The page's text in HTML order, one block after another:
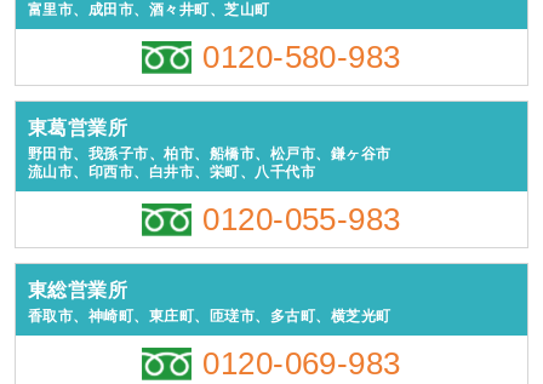
富里市、成田市、酒々井町、芝山町
0120-580-983
東葛営業所
野田市、我孫子市、柏市、船橋市、松戸市、鎌ヶ谷市
流山市、印西市、白井市、栄町、八千代市
0120-055-983
東総営業所
香取市、神崎町、東庄町、匝瑳市、多古町、横芝光町
0120-069-983